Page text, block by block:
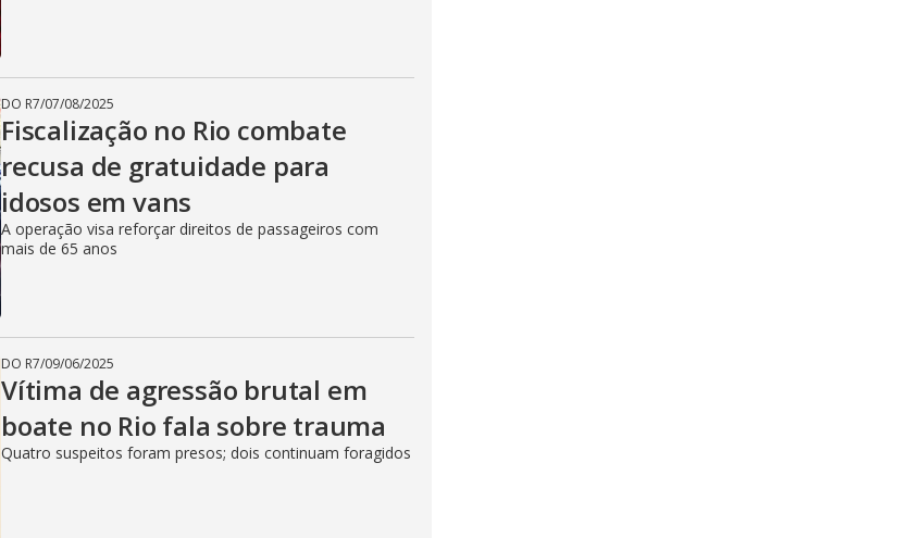
DO R7/07/08/2025
Fiscalização no Rio combate
recusa de gratuidade para
idosos em vans
A operação visa reforçar direitos de passageiros com
mais de 65 anos
DO R7/09/06/2025
Vítima de agressão brutal em
boate no Rio fala sobre trauma
Quatro suspeitos foram presos; dois continuam foragidos